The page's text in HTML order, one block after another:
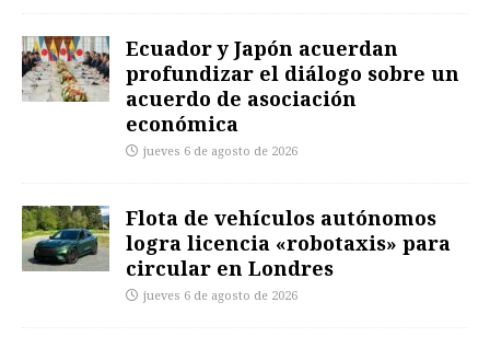
Ecuador y Japón acuerdan
profundizar el diálogo sobre un
acuerdo de asociación
económica
jueves 6 de agosto de 2026
Flota de vehículos autónomos
logra licencia «robotaxis» para
circular en Londres
jueves 6 de agosto de 2026